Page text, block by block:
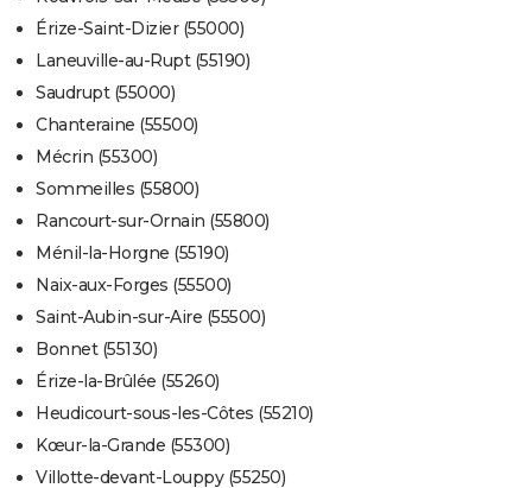
Érize-Saint-Dizier (55000)
Laneuville-au-Rupt (55190)
Saudrupt (55000)
Chanteraine (55500)
Mécrin (55300)
Sommeilles (55800)
Rancourt-sur-Ornain (55800)
Ménil-la-Horgne (55190)
Naix-aux-Forges (55500)
Saint-Aubin-sur-Aire (55500)
Bonnet (55130)
Érize-la-Brûlée (55260)
Heudicourt-sous-les-Côtes (55210)
Kœur-la-Grande (55300)
Villotte-devant-Louppy (55250)